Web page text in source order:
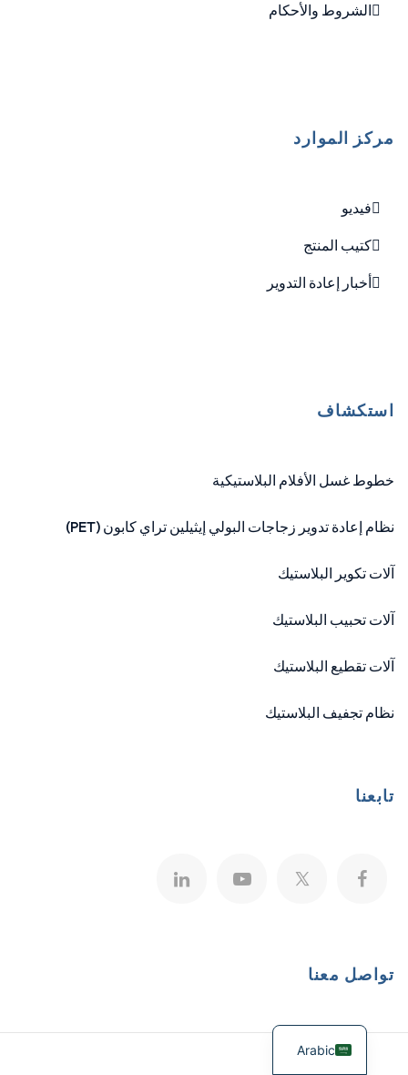
الشروط والأحكام
مركز الموارد
فيديو
كتيب المنتج
أخبار إعادة التدوير
استكشاف
خطوط غسل الأفلام البلاستيكية
نظام إعادة تدوير زجاجات البولي إيثيلين تراي كابون (PET)
آلات تكوير البلاستيك
آلات تحبيب البلاستيك
آلات تقطيع البلاستيك
نظام تجفيف البلاستيك
تابعنا
تواصل معنا
Arabic